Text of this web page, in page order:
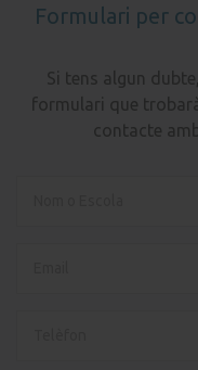
Formulari per
Si tens algun
formulari que
contacte